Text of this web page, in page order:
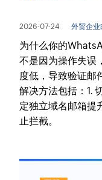
2026-07-24 外贸企业
为什么你的
不是因为操作失误
度低，导致验证邮
解决方法包括：1.
定独立域名邮箱提
止拦截。